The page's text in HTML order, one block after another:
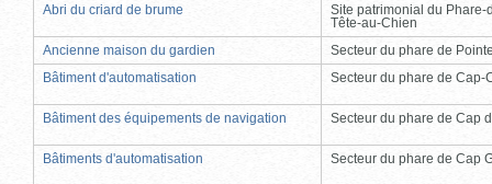
Abri du criard de brume
Site patrimonial du Phare-
Tête-au-Chien
Ancienne maison du gardien
Secteur du phare de
Bâtiment d'automatisation
Secteur du phare de Cap-
Bâtiment des équipements de navigation Secteur du phare de Cap
Bâtiments d'automatisation Secteur du phare de Cap